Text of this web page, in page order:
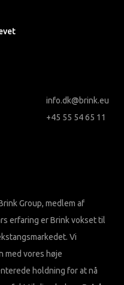
info.dk@brink.eu
+45 55 54 65 11
Group, medlem af
erfaring er Brink vokset til
Vi
med vores høje
holdning for at nå